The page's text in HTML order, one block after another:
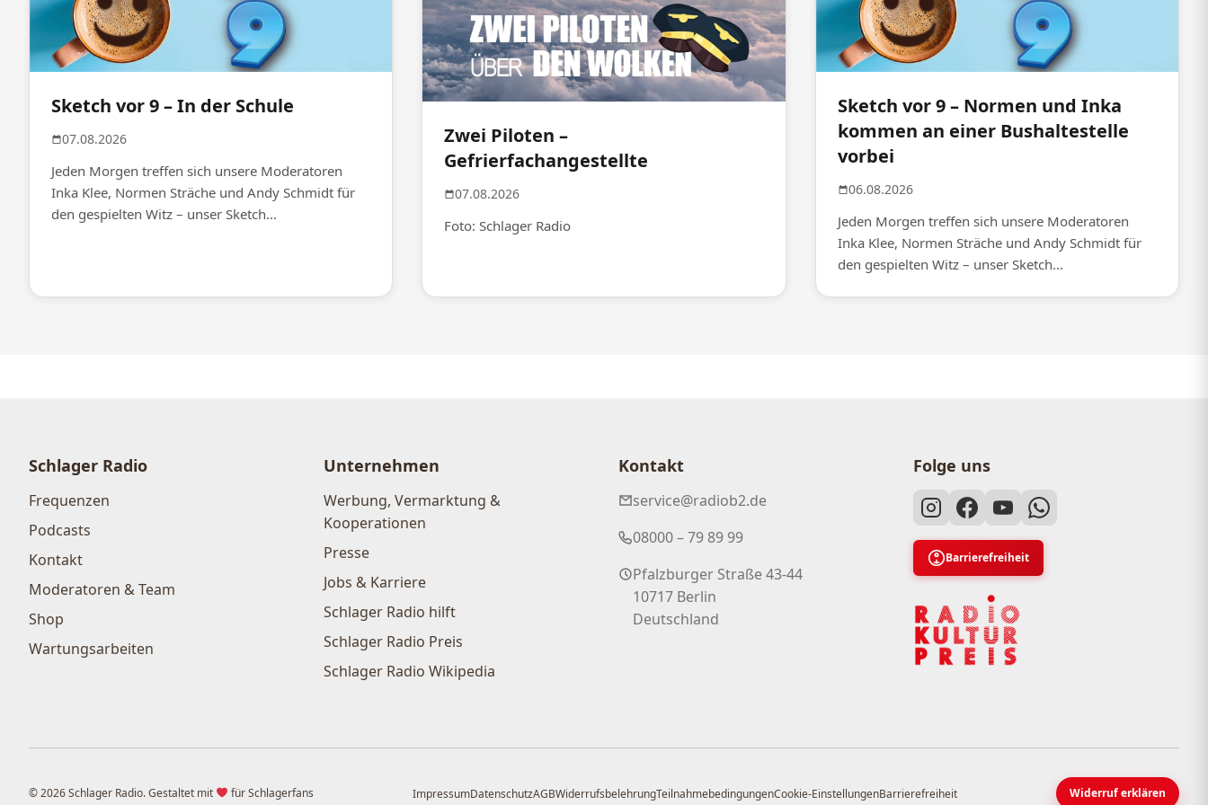
Sketch vor 9 – In der Schule
07.08.2026
Jeden Morgen treffen sich unsere Moderatoren
Inka Klee, Normen Sträche und Andy Schmidt für
den gespielten Witz – unser Sketch...
Zwei Piloten –
Gefrierfachangestellte
07.08.2026
Foto: Schlager Radio
Sketch vor 9 – Normen und Inka
kommen an einer Bushaltestelle
vorbei
06.08.2026
Jeden Morgen treffen sich unsere Moderatoren
Inka Klee, Normen Sträche und Andy Schmidt für
den gespielten Witz – unser Sketch...
Schlager Radio
Frequenzen
Podcasts
Kontakt
Moderatoren & Team
Shop
Wartungsarbeiten
Unternehmen
Werbung, Vermarktung &
Kooperationen
Presse
Jobs & Karriere
Schlager Radio hilft
Schlager Radio Preis
Schlager Radio Wikipedia
Kontakt
service@radiob2.de
08000 – 79 89 99
Pfalzburger Straße 43-44
10717 Berlin
Deutschland
Folge uns
Barrierefreiheit
© 2026 Schlager Radio. Gestaltet mit für Schlagerfans ImpressumDatenschutzAGBWiderrufsbelehrungTeilnahmebedingungenCookie-EinstellungenBarrierefreiheit Widerruf erklären